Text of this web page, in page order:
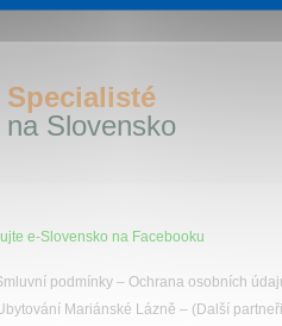
Specialisté
na Slovensko
e-Slovensko na Facebooku
podmínky– Ochrana osobních
Mariánské Lázně – (Další partneři